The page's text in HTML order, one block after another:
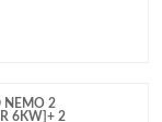
NEMO 2
6KW]+ 2